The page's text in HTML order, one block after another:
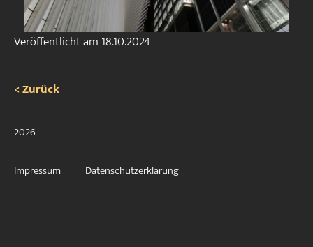
Veröffentlicht am 18.10.2024
< Zurück
2026
Impressum Datenschutzerklärung